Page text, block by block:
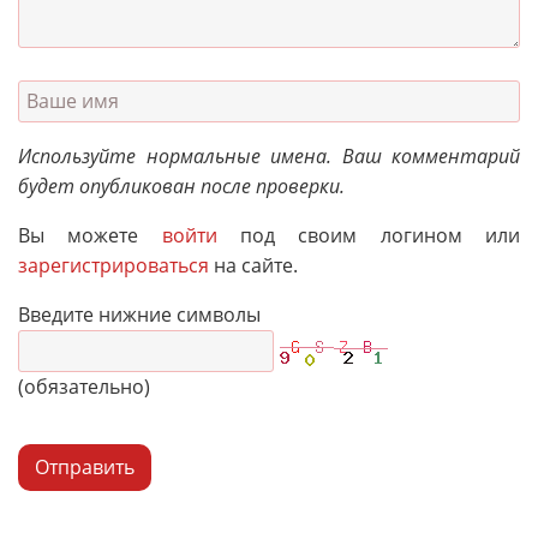
Используйте нормальные имена. Ваш комментарий
будет опубликован после проверки.
Вы можете войти под своим логином или
зарегистрироваться на сайте.
Введите нижние символы
(обязательно)
Отправить